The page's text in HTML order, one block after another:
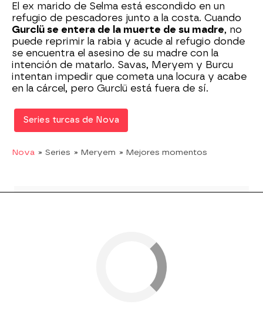
El ex marido de Selma está escondido en un
refugio de pescadores junto a la costa. Cuando
Gurclü se entera de la muerte de su madre, no
puede reprimir la rabia y acude al refugio donde
se encuentra el asesino de su madre con la
intención de matarlo. Savas, Meryem y Burcu
intentan impedir que cometa una locura y acabe
en la cárcel, pero Gurclü está fuera de sí.
Series turcas de Nova
Nova » Series » Meryem » Mejores momentos